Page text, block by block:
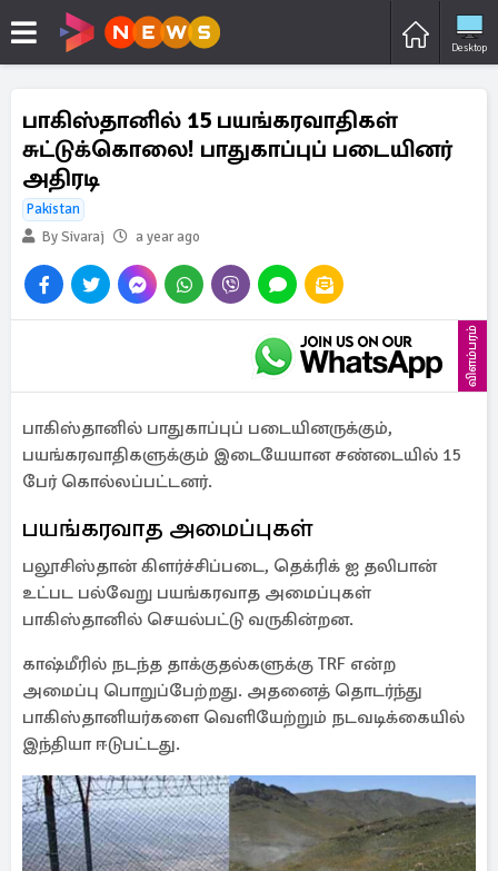
Desktop
பாகிஸ்தானில் 15 பயங்கரவாதிகள்
சுட்டுக்கொலை! பாதுகாப்புப் படையினர்
அதிரடி
Pakistan
By Sivaraj
a year ago
விளம்பரம்
பாகிஸ்தானில் பாதுகாப்புப் படையினருக்கும்,
பயங்கரவாதிகளுக்கும் இடையேயான சண்டையில் 15
பேர் கொல்லப்பட்டனர்.
பயங்கரவாத அமைப்புகள்
பலூசிஸ்தான் கிளர்ச்சிப்படை, தெக்ரிக் ஐ தலிபான்
உட்பட பல்வேறு பயங்கரவாத அமைப்புகள்
பாகிஸ்தானில் செயல்பட்டு வருகின்றன.
காஷ்மீரில் நடந்த தாக்குதல்களுக்கு TRF என்ற
அமைப்பு பொறுப்பேற்றது. அதனைத் தொடர்ந்து
பாகிஸ்தானியர்களை வெளியேற்றும் நடவடிக்கையில்
இந்தியா ஈடுபட்டது.